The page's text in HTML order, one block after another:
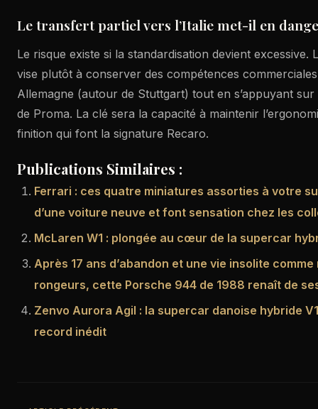
Le transfert partiel vers l’Italie met-il en
Le risque existe si la standardisation devient excessive.
vise plutôt à conserver des compétences
Allemagne (autour de Stuttgart) tout en s’appuyant sur
de Proma. La clé sera la capacité à maintenir
finition qui font la signature Recaro.
Publications Similaires :
Ferrari : ces quatre miniatures assorties à votre
d’une voiture neuve et font sensation chez les
McLaren W1 : plongée au cœur de la supercar
Après 17 ans d’abandon et une vie insolite
rongeurs, cette Porsche 944 de 1988 renaît de
Zenvo Aurora Agil : la supercar danoise hybride
record inédit